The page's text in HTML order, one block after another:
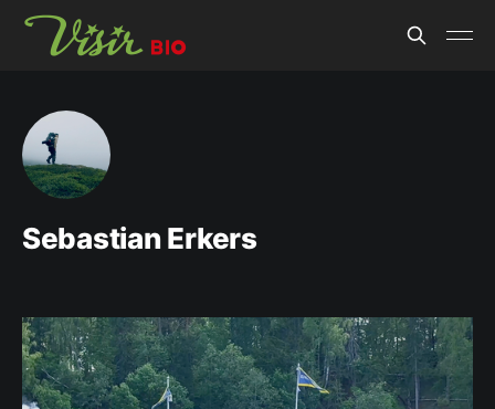
Sebastian Erkers